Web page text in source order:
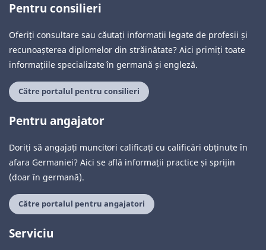
Pentru consilieri
Oferiți consultare sau căutați informații legate de profesii și
recunoașterea diplomelor din străinătate? Aici primiți toate
informațiile specializate în germană și engleză.
Către portalul pentru consilieri
Pentru angajator
Doriți să angajați muncitori calificați cu calificări obținute în
afara Germaniei? Aici se află informații practice și sprijin
(doar în germană).
Către portalul pentru angajatori
Serviciu